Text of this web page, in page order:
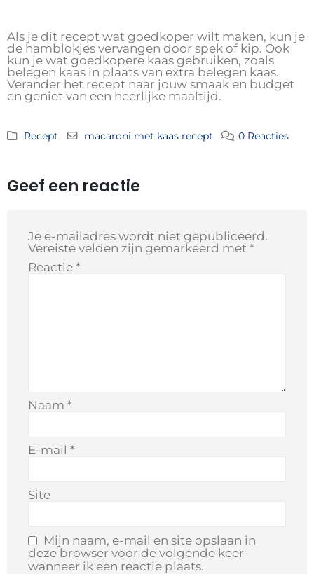
Als je dit recept wat goedkoper wilt maken, kun je
de hamblokjes vervangen door spek of kip. Ook
kun je wat goedkopere kaas gebruiken, zoals
belegen kaas in plaats van extra belegen kaas.
Verander het recept naar jouw smaak en budget
en geniet van een heerlijke maaltijd.
Recept macaroni met kaas recept 0 Reacties
Geef een reactie
Je e-mailadres wordt niet gepubliceerd.
Vereiste velden zijn gemarkeerd met *
Reactie *
Naam *
E-mail *
Site
Mijn naam, e-mail en site opslaan in
deze browser voor de volgende keer
wanneer ik een reactie plaats.